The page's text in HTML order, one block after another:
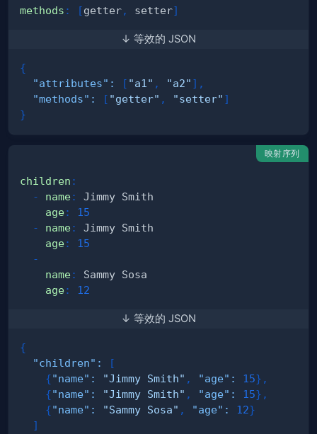
methods : [getter, setter]
↓ 等效的 JSON
{
"attributes" : [ "a1" , "a2" ] ,
"methods" : [ "getter" , "setter" ]
}
映射序列
children :
-
name:
age:
15
-
name:
age:
15
-
name:
age: 12
↓ 等效的 JSON
{
"children" :
[
{"name" : "Jimmy Smith" , "age" : 15} ,
{"name" : "Jimmy Smith" , "age" : 15} ,
{"name" : "Sammy Sosa" , "age" : 12}
]